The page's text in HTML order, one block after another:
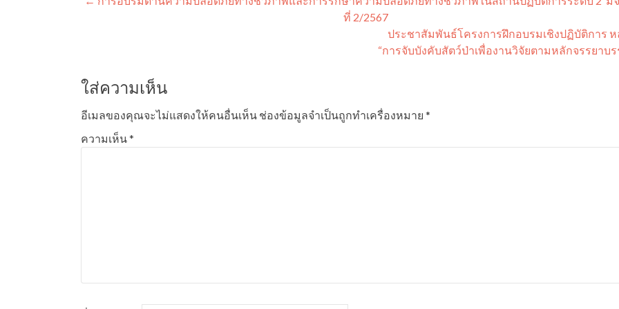
ที่ 2/2567
ประชาสัมพันธ์โครงการฝึกอบรมเชิงปฏิบัติการ
“การจับบังคับสัตว์ป่าเพื่องานวิจัยตามหลักจรรยาบ
ใส่ความเห็น
อีเมลของคุณจะไม่แสดงให้คนอื่นเห็น ช่องข้อมูลจำเป็นถูกทำเครื่องหมาย *
ความเห็น*